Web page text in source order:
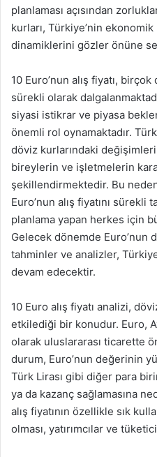
planlaması açısından
kurları, Türkiye’nin
dinamiklerini gözler önüne
10 Euro’nun alış fiyatı,
sürekli olarak
siyasi istikrar ve piyasa
önemli rol oynamaktadır.
döviz kurlarındaki
bireylerin ve işletmelerin
şekillendirmektedir. Bu
Euro’nun alış fiyatını
planlama yapan herkes için
Gelecek dönemde Euro’nun
tahminler ve analizler,
devam edecektir.
10 Euro alış fiyatı analizi,
etkilediği bir konudur. Euro,
olarak uluslararası ticarette
durum, Euro’nun değerinin
Türk Lirası gibi diğer para
ya da kazanç sağlamasına
alış fiyatının özellikle sık
olması, yatırımcılar ve